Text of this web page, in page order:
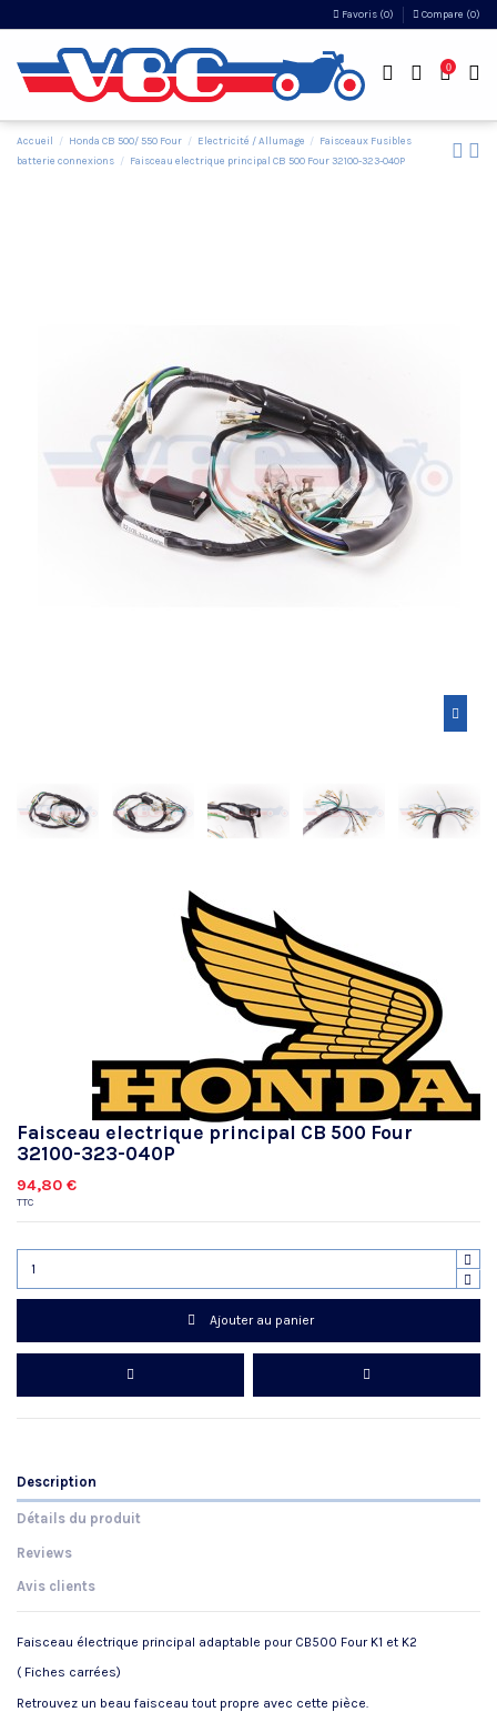
Favoris (0) Compare (0)
0
Accueil Honda CB 500/ 550 Four Electricité / Allumage
Faisceaux Fusibles
batterie connexions
Faisceau electrique principal CB 500 Four 32100-323-040P
Faisceau electrique principal CB 500 Four
32100-323-040P
94,80 €
TTC
Ajouter au panier
Description
Détails du produit
Reviews
Avis clients
Faisceau électrique principal adaptable pour CB500 Four K1 et K2
( Fiches carrées)
Retrouvez un beau faisceau tout propre avec cette pièce.